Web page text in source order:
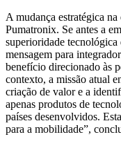
A mudança estratégica
Pumatronix. Se antes a
superioridade tecnológica
mensagem para
benefício direcionado às
contexto, a missão atual
criação de valor e a
apenas produtos de
países desenvolvidos.
para a mobilidade”,